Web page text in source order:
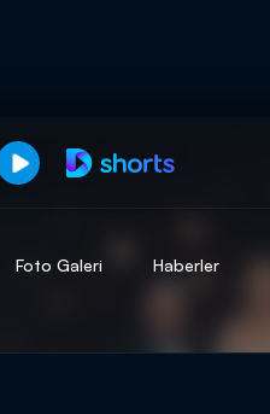
Foto Galeri Haberler